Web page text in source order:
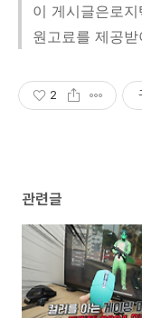
이 게시글은로
원고료를 제공
2
관련글